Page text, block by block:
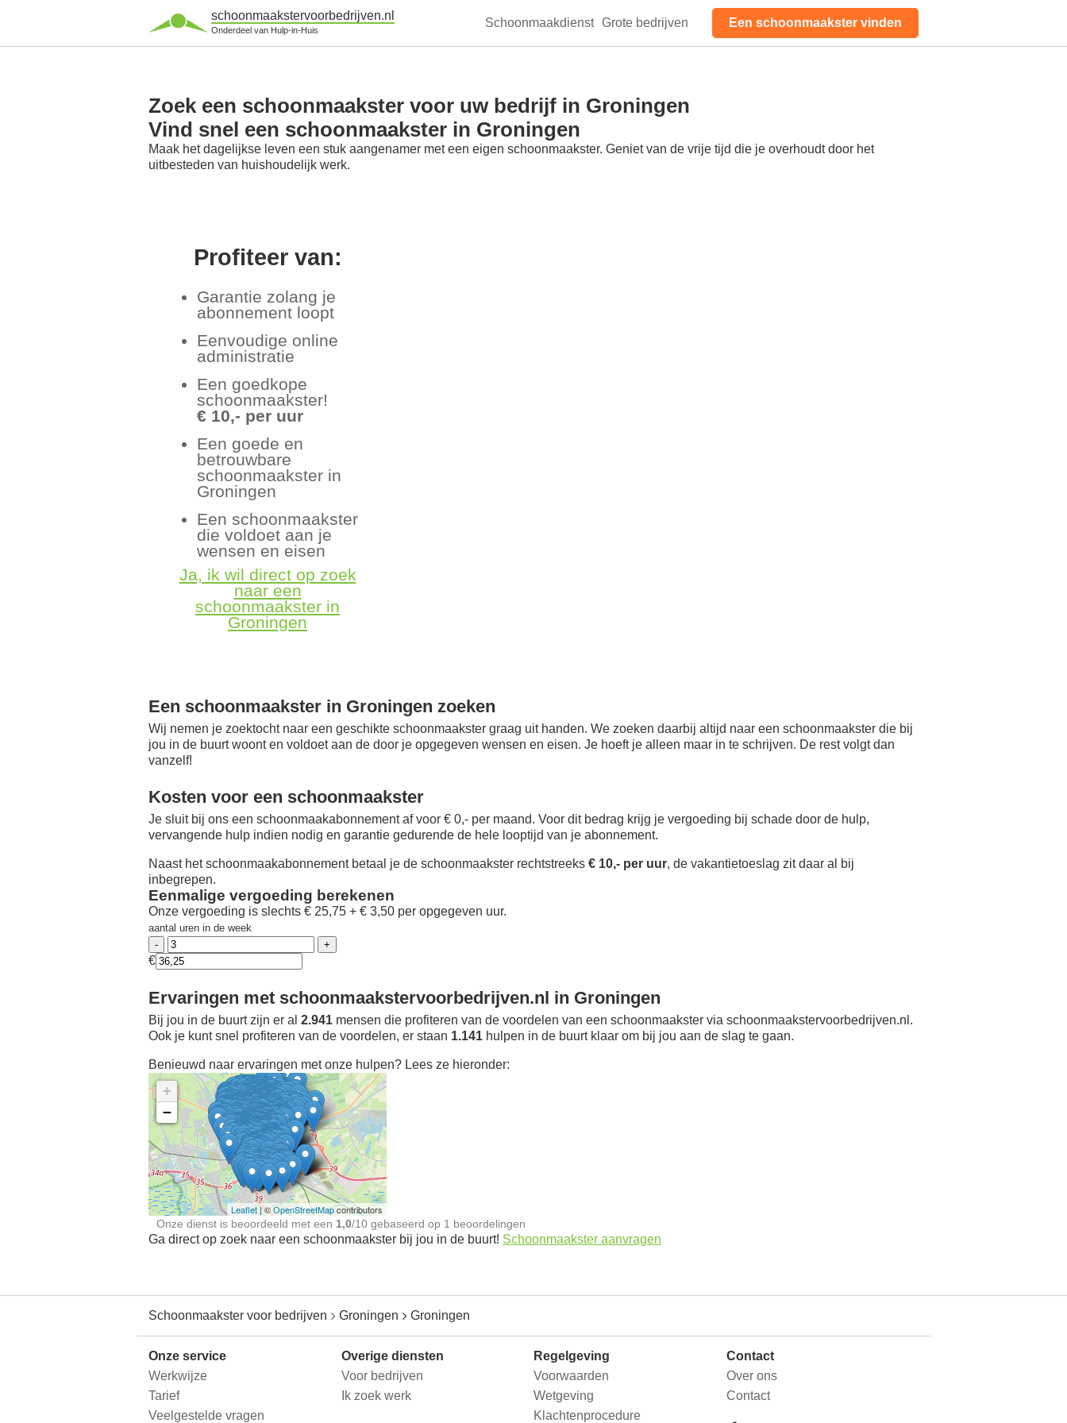
schoonmaakstervoorbedrijven.nl
Onderdeel van Hulp-in-Huis
Schoonmaakdienst Grote bedrijven Een schoonmaakster vinden
Zoek een schoonmaakster voor uw bedrijf in Groningen
Vind snel een schoonmaakster in Groningen
Maak het dagelijkse leven een stuk aangenamer met een eigen schoonmaakster. Geniet van de vrije tijd die je overhoudt door het
uitbesteden van huishoudelijk werk.
Profiteer van:
Garantie zolang je
abonnement loopt
Eenvoudige online
administratie
Een goedkope
schoonmaakster!
€ 10,- per uur
Een goede en
betrouwbare
schoonmaakster in
Groningen
Een schoonmaakster
die voldoet aan je
wensen en eisen
Ja, ik wil direct op zoek
naar een
schoonmaakster in
Groningen
Een schoonmaakster in Groningen zoeken
Wij nemen je zoektocht naar een geschikte schoonmaakster graag uit handen. We zoeken daarbij altijd naar een schoonmaakster die bij
jou in de buurt woont en voldoet aan de door je opgegeven wensen en eisen. Je hoeft je alleen maar in te schrijven. De rest volgt dan
vanzelf!
Kosten voor een schoonmaakster
Je sluit bij ons een schoonmaakabonnement af voor € 0,- per maand. Voor dit bedrag krijg je vergoeding bij schade door de hulp,
vervangende hulp indien nodig en garantie gedurende de hele looptijd van je abonnement.
Naast het schoonmaakabonnement betaal je de schoonmaakster rechtstreeks € 10,- per uur, de vakantietoeslag zit daar al bij
inbegrepen.
Eenmalige vergoeding berekenen
Onze vergoeding is slechts € 25,75 + € 3,50 per opgegeven uur.
aantal uren in de week
€
Ervaringen met schoonmaakstervoorbedrijven.nl in Groningen
Bij jou in de buurt zijn er al 2.941 mensen die profiteren van de voordelen van een schoonmaakster via schoonmaakstervoorbedrijven.nl.
Ook je kunt snel profiteren van de voordelen, er staan 1.141 hulpen in de buurt klaar om bij jou aan de slag te gaan.
Benieuwd naar ervaringen met onze hulpen? Lees ze hieronder:
Ontdek meer ervaringen
Schoonmaakster bij
jou in de buurt
+
−
Leaflet| ©OpenStreetMapcontributors
Onze dienst is beoordeeld met een 1,0/10 gebaseerd op 1 beoordelingen
Ga direct op zoek naar een schoonmaakster bij jou in de buurt! Schoonmaakster aanvragen
Schoonmaakster voor bedrijven Groningen Groningen
Onze service
Werkwijze
Tarief
Veelgestelde vragen
Overige diensten
Voor bedrijven
Ik zoek werk
Regelgeving
Voorwaarden
Wetgeving
Klachtenprocedure
Contact
Over ons
Contact